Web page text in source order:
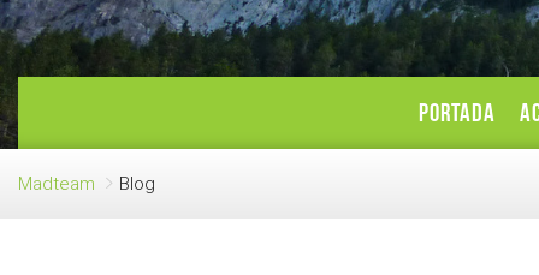
PORTADA
Madteam Blog